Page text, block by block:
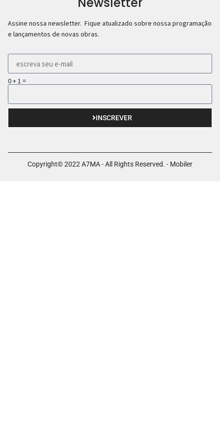
Assine nossa newsletter. Fique atualizado sobre nossa programação
e lançamentos de novas obras.
0 + 1 =
INSCREVER
Copyright© 2022 A7MA - All Rights Reserved. - Mobiler